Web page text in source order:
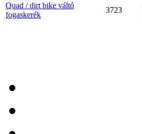
Quad / dirt bike váltó
fogaskerék
3723